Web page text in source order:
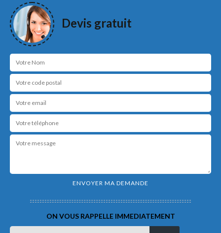
Devis gratuit
ON VOUS RAPPELLE IMMEDIATEMENT